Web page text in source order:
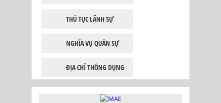
THỦ TỤC LÃNH SỰ
NGHĨA VỤ QUÂN SỰ
ĐỊA CHỈ THÔNG DỤNG